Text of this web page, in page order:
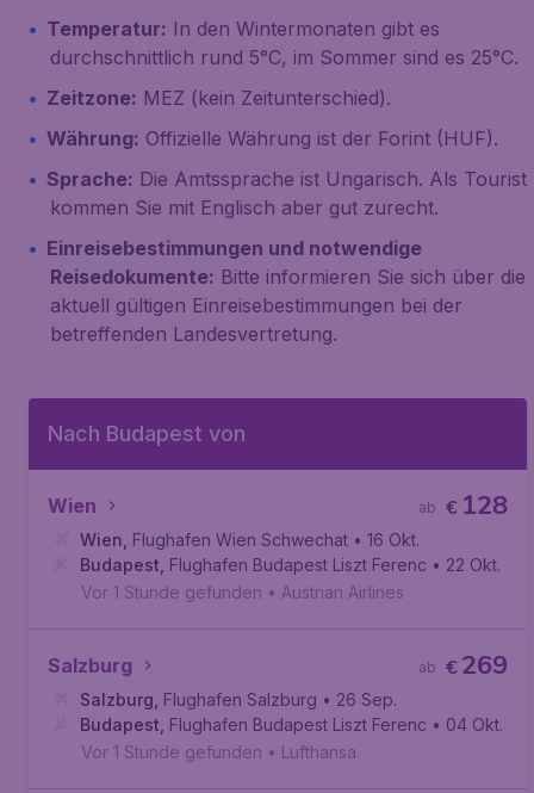
Temperatur: In den Wintermonaten gibt es
durchschnittlich rund 5°C, im Sommer sind es 25°C.
Zeitzone: MEZ (kein Zeitunterschied).
Währung: Offizielle Währung ist der Forint (HUF).
Sprache: Die Amtssprache ist Ungarisch. Als Tourist
kommen Sie mit Englisch aber gut zurecht.
Einreisebestimmungen und notwendige
Reisedokumente: Bitte informieren Sie sich über die
aktuell gültigen Einreisebestimmungen bei der
betreffenden Landesvertretung.
Nach Budapest von
Wien € 128
ab
Wien Flughafen Wien Schwechat • 16 Okt.
Budapest Flughafen Budapest Liszt Ferenc • 22 Okt.
Vor 1 Stunde gefunden • Austrian Airlines
Salzburg €269
ab
Salzburg Flughafen Salzburg • 26 Sep.
Budapest Flughafen Budapest Liszt Ferenc • 04 Okt.
Vor 1 Stunde gefunden • Lufthansa